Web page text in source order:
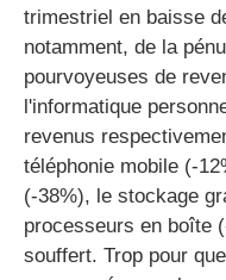
trimestriel en baisse
notamment, de la
pourvoyeuses de
l'informatique
revenus
téléphonie mobile (-
(-38%), le stockage
processeurs en boîte
souffert. Trop pour